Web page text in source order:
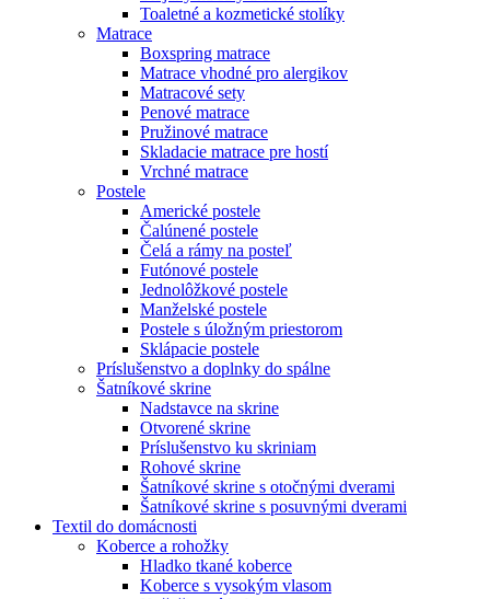
Toaletné a kozmetické stolíky
Matrace
Boxspring matrace
Matrace vhodné pro alergikov
Matracové sety
Penové matrace
Pružinové matrace
Skladacie matrace pre hostí
Vrchné matrace
Postele
Americké postele
Čalúnené postele
Čelá a rámy na posteľ
Futónové postele
Jednolôžkové postele
Manželské postele
Postele s úložným priestorom
Sklápacie postele
Príslušenstvo a doplnky do spálne
Šatníkové skrine
Nadstavce na skrine
Otvorené skrine
Príslušenstvo ku skriniam
Rohové skrine
Šatníkové skrine s otočnými dverami
Šatníkové skrine s posuvnými dverami
Textil do domácnosti
Koberce a rohožky
Hladko tkané koberce
Koberce s vysokým vlasom